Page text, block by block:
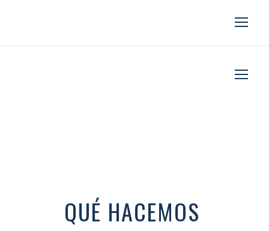
QUÉ HACEMOS